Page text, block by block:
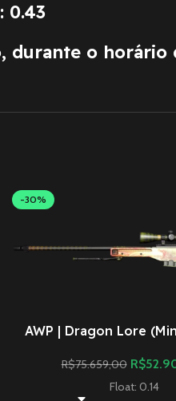
0.43
durante o
-30%
AWP | Dragon Lore
R$75.659,00 R$
Float: 0.14